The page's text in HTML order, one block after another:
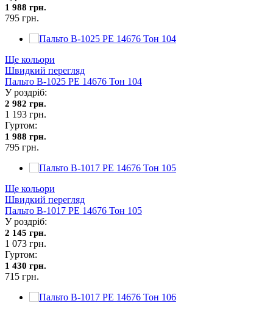
1 988 грн.
795 грн.
Ще кольори
Швидкий перегляд
Пальто В-1025 PE 14676 Тон 104
У роздріб:
2 982 грн.
1 193 грн.
Гуртом:
1 988 грн.
795 грн.
Ще кольори
Швидкий перегляд
Пальто В-1017 PE 14676 Тон 105
У роздріб:
2 145 грн.
1 073 грн.
Гуртом:
1 430 грн.
715 грн.